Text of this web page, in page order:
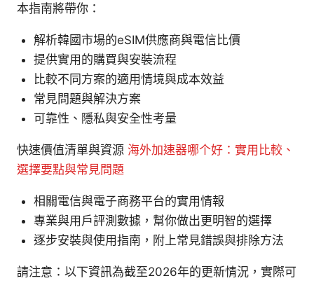
本指南將帶你：
解析韓國市場的eSIM供應商與電信比價
提供實用的購買與安裝流程
比較不同方案的適用情境與成本效益
常見問題與解決方案
可靠性、隱私與安全性考量
快速價值清單與資源 海外加速器哪个好：實用比較、
選擇要點與常見問題
相關電信與電子商務平台的實用情報
專業與用戶評測數據，幫你做出更明智的選擇
逐步安裝與使用指南，附上常見錯誤與排除方法
請注意：以下資訊為截至2026年的更新情況，實際可